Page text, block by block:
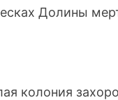
Долины
колония